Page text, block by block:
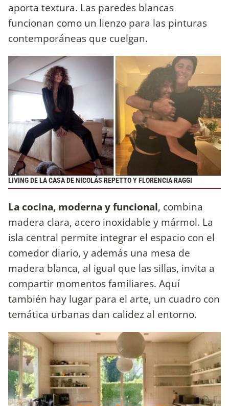
aporta textura. Las paredes blancas
funcionan como un lienzo para las pinturas
contemporáneas que cuelgan.
LIVING DE LA CASA DE NICOLÁS REPETTO Y FLORENCIA RAGGI
La cocina, moderna y funcional, combina
madera clara, acero inoxidable y mármol. La
isla central permite integrar el espacio con el
comedor diario, y además una mesa de
madera blanca, al igual que las sillas, invita a
compartir momentos familiares. Aquí
también hay lugar para el arte, un cuadro con
temática urbanas dan calidez al entorno.